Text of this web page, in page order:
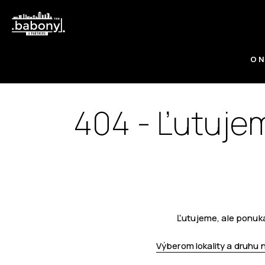
O
404 -
Ľutujeme, ale
Výberom lokality a